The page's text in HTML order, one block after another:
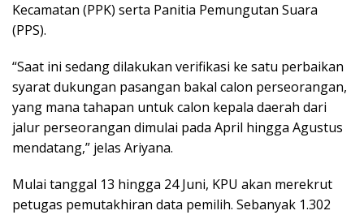
Kecamatan (PPK) serta Panitia Pemungutan Suara
(PPS).
“Saat ini sedang dilakukan verifikasi ke satu perbaikan
syarat dukungan pasangan bakal calon perseorangan,
yang mana tahapan untuk calon kepala daerah dari
jalur perseorangan dimulai pada April hingga Agustus
mendatang,” jelas Ariyana.
Mulai tanggal 13 hingga 24 Juni, KPU akan merekrut
petugas pemutakhiran data pemilih. Sebanyak 1.302